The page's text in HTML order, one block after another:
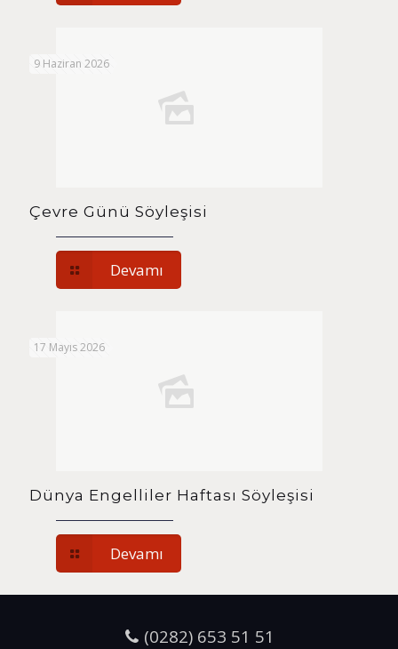
9 Haziran 2026
Çevre Günü Söyleşisi
Devamı
17 Mayıs 2026
Dünya Engelliler Haftası Söyleşisi
Devamı
(0282) 653 51 51